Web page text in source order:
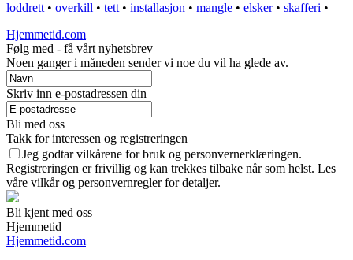
loddrett • overkill • tett • installasjon • mangle • elsker• skafferi •
Hjemmetid.com
Følg med - få vårt nyhetsbrev
Noen ganger i måneden sender vi noe du vil ha glede av.
Skriv inn e-postadressen din
Bli med oss
Takk for interessen og registreringen
Jeg godtar vilkårene for bruk og personvernerklæringen.
Registreringen er frivillig og kan trekkes tilbake når som helst. Les
våre vilkår og personvernregler for detaljer.
Bli kjent med oss
Hjemmetid
Hjemmetid.com